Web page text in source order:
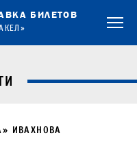
БИЛЕТОВ
ИВАХНОВА